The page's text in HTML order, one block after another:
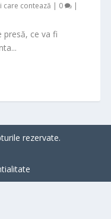
care contează | 0 |
presă, ce va fi
rezervate.